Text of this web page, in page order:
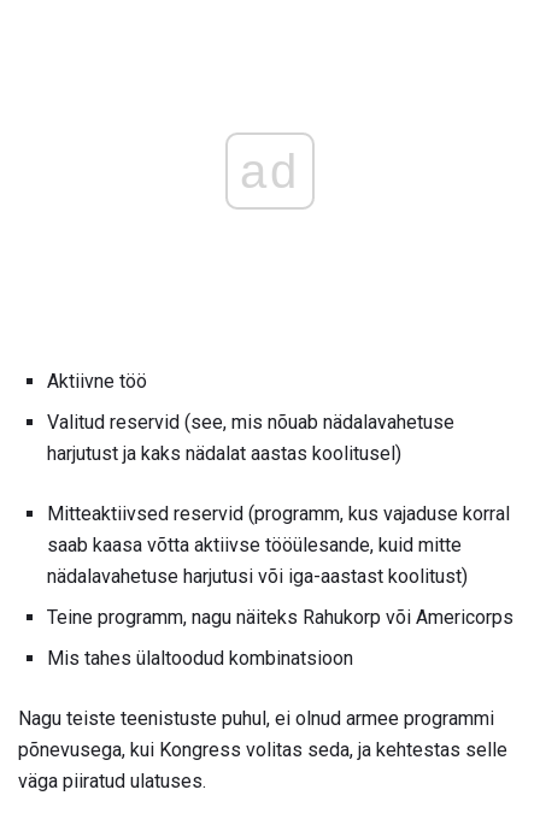
ad
Aktiivne töö
Valitud reservid (see, mis nõuab nädalavahetuse
harjutust ja kaks nädalat aastas koolitusel)
Mitteaktiivsed reservid (programm, kus vajaduse korral
saab kaasa võtta aktiivse tööülesande, kuid mitte
nädalavahetuse harjutusi või iga-aastast koolitust)
Teine programm, nagu näiteks Rahukorp või Americorps
Mis tahes ülaltoodud kombinatsioon
Nagu teiste teenistuste puhul, ei olnud armee programmi
põnevusega, kui Kongress volitas seda, ja kehtestas selle
väga piiratud ulatuses.